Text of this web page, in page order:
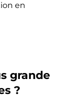
en
grande
?